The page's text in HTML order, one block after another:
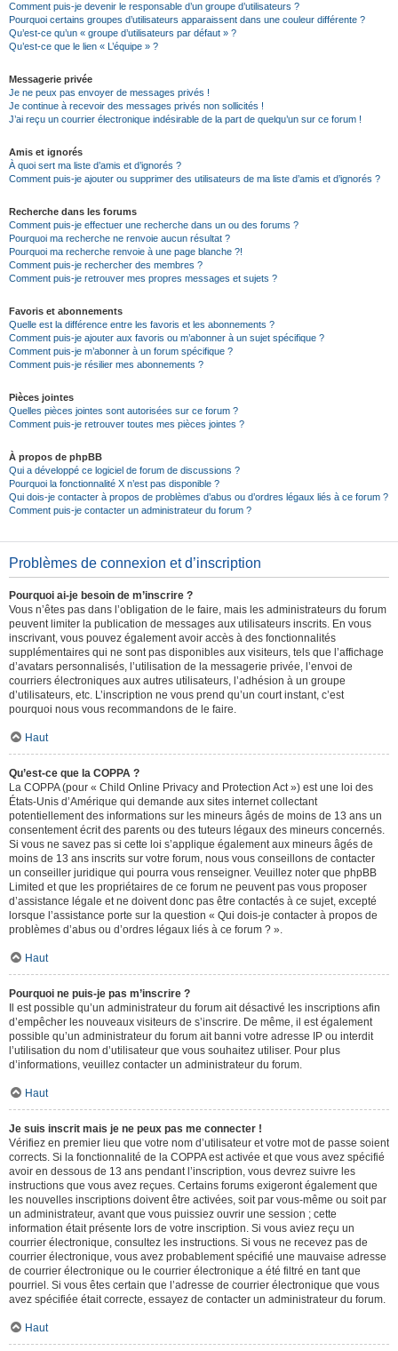
Comment puis-je devenir le responsable d’un groupe d’utilisateurs ?
Pourquoi certains groupes d’utilisateurs apparaissent dans une couleur différente ?
Qu’est-ce qu’un « groupe d’utilisateurs par défaut » ?
Qu’est-ce que le lien « L’équipe » ?
Messagerie privée
Je ne peux pas envoyer de messages privés !
Je continue à recevoir des messages privés non sollicités !
J’ai reçu un courrier électronique indésirable de la part de quelqu’un sur ce forum !
Amis et ignorés
À quoi sert ma liste d’amis et d’ignorés ?
Comment puis-je ajouter ou supprimer des utilisateurs de ma liste d’amis et d’ignorés ?
Recherche dans les forums
Comment puis-je effectuer une recherche dans un ou des forums ?
Pourquoi ma recherche ne renvoie aucun résultat ?
Pourquoi ma recherche renvoie à une page blanche ?!
Comment puis-je rechercher des membres ?
Comment puis-je retrouver mes propres messages et sujets ?
Favoris et abonnements
Quelle est la différence entre les favoris et les abonnements ?
Comment puis-je ajouter aux favoris ou m’abonner à un sujet spécifique ?
Comment puis-je m’abonner à un forum spécifique ?
Comment puis-je résilier mes abonnements ?
Pièces jointes
Quelles pièces jointes sont autorisées sur ce forum ?
Comment puis-je retrouver toutes mes pièces jointes ?
À propos de phpBB
Qui a développé ce logiciel de forum de discussions ?
Pourquoi la fonctionnalité X n’est pas disponible ?
Qui dois-je contacter à propos de problèmes d’abus ou d’ordres légaux liés à ce forum ?
Comment puis-je contacter un administrateur du forum ?
Problèmes de connexion et d’inscription
Pourquoi ai-je besoin de m’inscrire ?
Vous n’êtes pas dans l’obligation de le faire, mais les administrateurs du forum
peuvent limiter la publication de messages aux utilisateurs inscrits. En vous
inscrivant, vous pouvez également avoir accès à des fonctionnalités
supplémentaires qui ne sont pas disponibles aux visiteurs, tels que l’affichage
d’avatars personnalisés, l’utilisation de la messagerie privée, l’envoi de
courriers électroniques aux autres utilisateurs, l’adhésion à un groupe
d’utilisateurs, etc. L’inscription ne vous prend qu’un court instant, c’est
pourquoi nous vous recommandons de le faire.
Haut
Qu’est-ce que la COPPA ?
La COPPA (pour « Child Online Privacy and Protection Act ») est une loi des
États-Unis d’Amérique qui demande aux sites internet collectant
potentiellement des informations sur les mineurs âgés de moins de 13 ans un
consentement écrit des parents ou des tuteurs légaux des mineurs concernés.
Si vous ne savez pas si cette loi s’applique également aux mineurs âgés de
moins de 13 ans inscrits sur votre forum, nous vous conseillons de contacter
un conseiller juridique qui pourra vous renseigner. Veuillez noter que phpBB
Limited et que les propriétaires de ce forum ne peuvent pas vous proposer
d’assistance légale et ne doivent donc pas être contactés à ce sujet, excepté
lorsque l’assistance porte sur la question « Qui dois-je contacter à propos de
problèmes d’abus ou d’ordres légaux liés à ce forum ? ».
Haut
Pourquoi ne puis-je pas m’inscrire ?
Il est possible qu’un administrateur du forum ait désactivé les inscriptions afin
d’empêcher les nouveaux visiteurs de s’inscrire. De même, il est également
possible qu’un administrateur du forum ait banni votre adresse IP ou interdit
l’utilisation du nom d’utilisateur que vous souhaitez utiliser. Pour plus
d’informations, veuillez contacter un administrateur du forum.
Haut
Je suis inscrit mais je ne peux pas me connecter !
Vérifiez en premier lieu que votre nom d’utilisateur et votre mot de passe soient
corrects. Si la fonctionnalité de la COPPA est activée et que vous avez spécifié
avoir en dessous de 13 ans pendant l’inscription, vous devrez suivre les
instructions que vous avez reçues. Certains forums exigeront également que
les nouvelles inscriptions doivent être activées, soit par vous-même ou soit par
un administrateur, avant que vous puissiez ouvrir une session ; cette
information était présente lors de votre inscription. Si vous aviez reçu un
courrier électronique, consultez les instructions. Si vous ne recevez pas de
courrier électronique, vous avez probablement spécifié une mauvaise adresse
de courrier électronique ou le courrier électronique a été filtré en tant que
pourriel. Si vous êtes certain que l’adresse de courrier électronique que vous
avez spécifiée était correcte, essayez de contacter un administrateur du forum.
Haut